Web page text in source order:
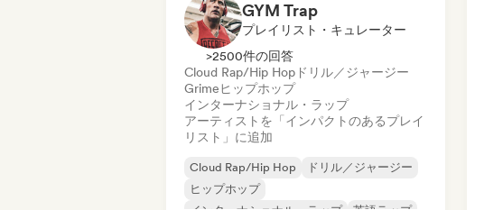
GYM Trap
プレイリスト・キュレーター
>2500件の回答
Cloud Rap/Hip Hop ドリル／ジャージー
Grimeヒップホップ
インターナショナル・ラップ
アーティストを「インパクトのあるプレイ
リスト」に追加
Cloud Rap/Hip Hop
ドリル／ジャージー
ヒップホップ